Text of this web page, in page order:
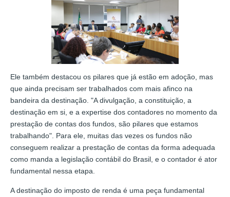
Ele também destacou os pilares que já estão em adoção, mas
que ainda precisam ser trabalhados com mais afinco na
bandeira da destinação. "A divulgação, a constituição, a
destinação em si, e a expertise dos contadores no momento da
prestação de contas dos fundos, são pilares que estamos
trabalhando". Para ele, muitas das vezes os fundos não
conseguem realizar a prestação de contas da forma adequada
como manda a legislação contábil do Brasil, e o contador é ator
fundamental nessa etapa.
A destinação do imposto de renda é uma peça fundamental